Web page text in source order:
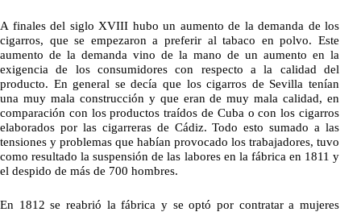
A finales del siglo XVIII hubo un aumento de la demanda de los
cigarros, que se empezaron a preferir al tabaco en polvo. Este
aumento de la demanda vino de la mano de un aumento en la
exigencia de los consumidores con respecto a la calidad del
producto. En general se decía que los cigarros de Sevilla tenían
una muy mala construcción y que eran de muy mala calidad, en
comparación con los productos traídos de Cuba o con los cigarros
elaborados por las cigarreras de Cádiz. Todo esto sumado a las
tensiones y problemas que habían provocado los trabajadores, tuvo
como resultado la suspensión de las labores en la fábrica en 1811 y
el despido de más de 700 hombres.
En 1812 se reabrió la fábrica y se optó por contratar a mujeres